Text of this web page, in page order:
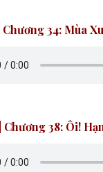
| Chương 34: Mùa
Chương 38: Ôi!